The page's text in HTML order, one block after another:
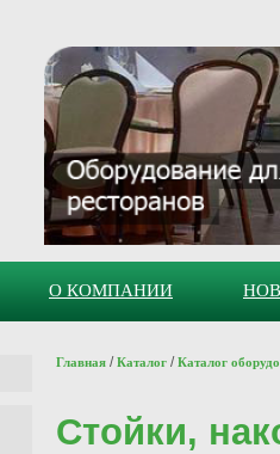
О КОМПАНИИ
Главная /Каталог /Каталог
Стойки,